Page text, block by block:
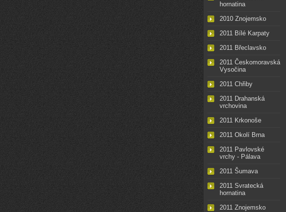
hornatina
2010 Znojemsko
2011 Bílé Karpaty
2011 Břeclavsko
2011 Českomoravská
Vysočina
2011 Chřiby
2011 Drahanská
vrchovina
2011 Krkonoše
2011 Okolí Brna
2011 Pavlovské
vrchy - Pálava
2011 Šumava
2011 Svratecká
hornatina
2011 Znojemsko